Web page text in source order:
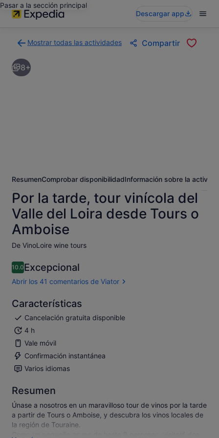
Pasar a la sección principal
Descargar app
Mostrar todas las actividades
a
la
página
Compartir
8+
ResumenComprobar disponibilidadInformación sobre la
Por la tarde, tour vinícola del
Valle del Loira desde Tours o
Amboise
De VinoLoire wine tours
10.010.0 sobre 10
Excepcional
Abrir los 41 comentarios de Viator
Características
Cancelación gratuita disponible
4 h
Vale móvil
Confirmación instantánea
Varios idiomas
Resumen
Únase a nosotros en un maravilloso tour de vinos por la tarde
a partir de Tours o Amboise, y descubra los vinos locales de
la región de Touraine.